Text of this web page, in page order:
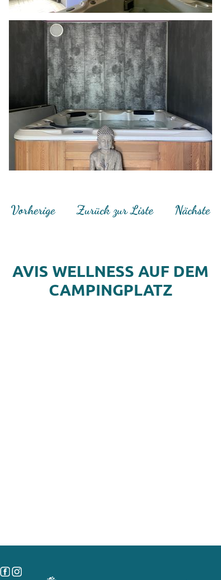
Nächste
Vorherige Zurück zur Liste
AVIS WELLNESS AUF DEM
CAMPINGPLATZ